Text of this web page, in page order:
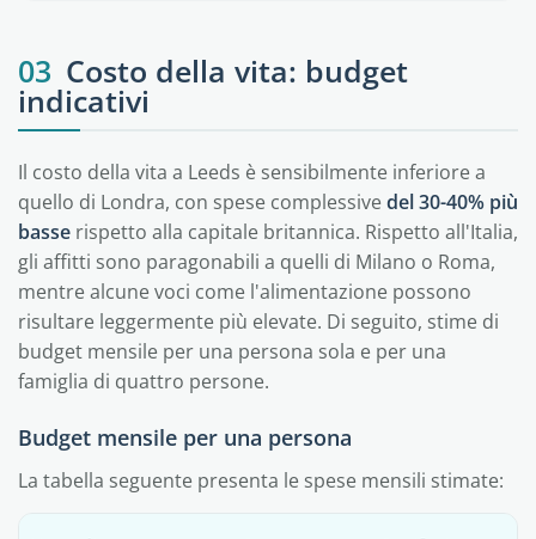
03 Costo della vita: budget
indicativi
Il costo della vita a Leeds è sensibilmente inferiore a
quello di Londra, con spese complessivedel 30-40% più
basse rispetto alla capitale britannica. Rispetto all'Italia,
gli affitti sono paragonabili a quelli di Milano o Roma,
mentre alcune voci come l'alimentazione possono
risultare leggermente più elevate. Di seguito, stime di
budget mensile per una persona sola e per una
famiglia di quattro persone.
Budget mensile per una persona
La tabella seguente presenta le spese mensili stimate: